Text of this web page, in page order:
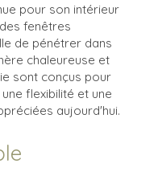
pour son intérieur
fenêtres
de pénétrer dans
chaleureuse et
sont conçus pour
flexibilité et une
aujourd'hui.